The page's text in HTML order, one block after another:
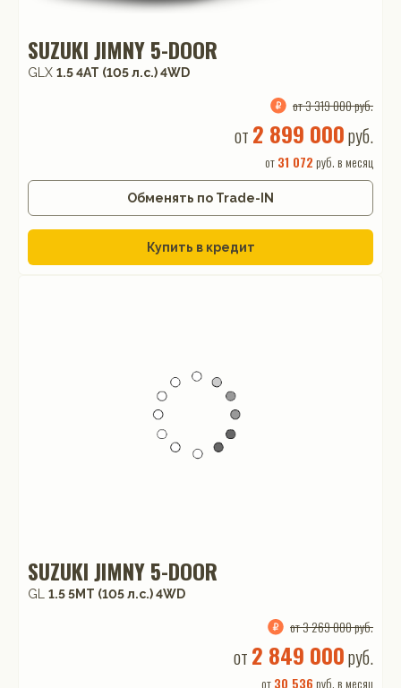
SUZUKI JIMNY 5-DOOR
GLX 1.5 4AT (105 л.с.) 4WD
от 3 319 000 руб.
от 2 899 000руб.
от31 072 руб. в месяц
Обменять по Trade-IN
Купить в кредит
SUZUKI JIMNY 5-DOOR
GL 1.5 5MT (105 л.с.) 4WD
от 3 269 000 руб.
от 2 849 000руб.
от30 536 руб. в месяц